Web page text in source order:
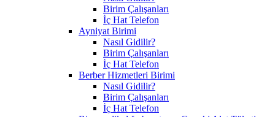
Birim Çalışanları
İç Hat Telefon
Ayniyat Birimi
Nasıl Gidilir?
Birim Çalışanları
İç Hat Telefon
Berber Hizmetleri Birimi
Nasıl Gidilir?
Birim Çalışanları
İç Hat Telefon